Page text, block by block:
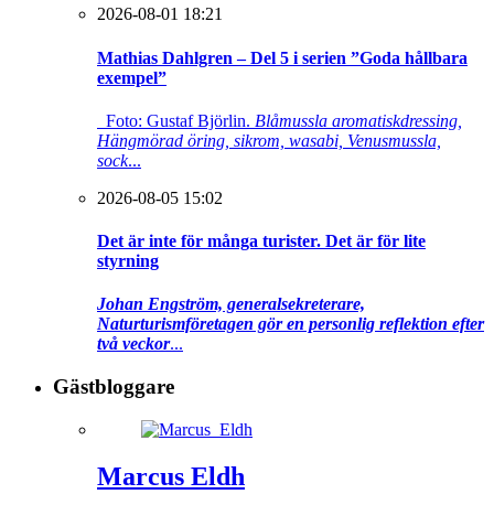
2026-08-01 18:21
Mathias Dahlgren – Del 5 i serien ”Goda hållbara
exempel”
Foto: Gustaf Björlin. Blåmussla aromatiskdressing,
Hängmörad öring, sikrom, wasabi, Venusmussla,
sock...
2026-08-05 15:02
Det är inte för många turister. Det är för lite
styrning
Johan Engström, generalsekreterare,
Naturturismföretagen gör en personlig reflektion efter
två veckor...
Gästbloggare
Marcus Eldh